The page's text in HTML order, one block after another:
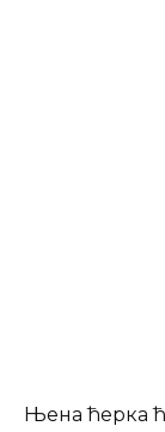
Њена ћерка